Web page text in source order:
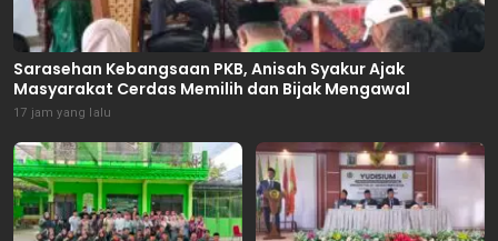
Sarasehan Kebangsaan PKB, Anisah Syakur Ajak
Masyarakat Cerdas Memilih dan Bijak Mengawal
17 jam yang lalu